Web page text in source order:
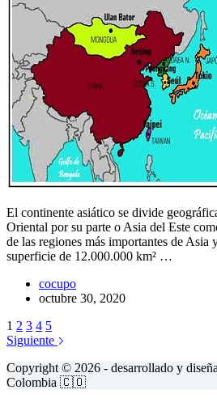
El continente asiático se divide
Oriental por su parte o Asia del Este
de las regiones más importantes de Asia
superficie de 12.000.000 km² …
cocupo
octubre 30, 2020
1 2 3 4 5
Siguiente
Copyright © 2026 - desarrollado y
Colombia 🇨🇴